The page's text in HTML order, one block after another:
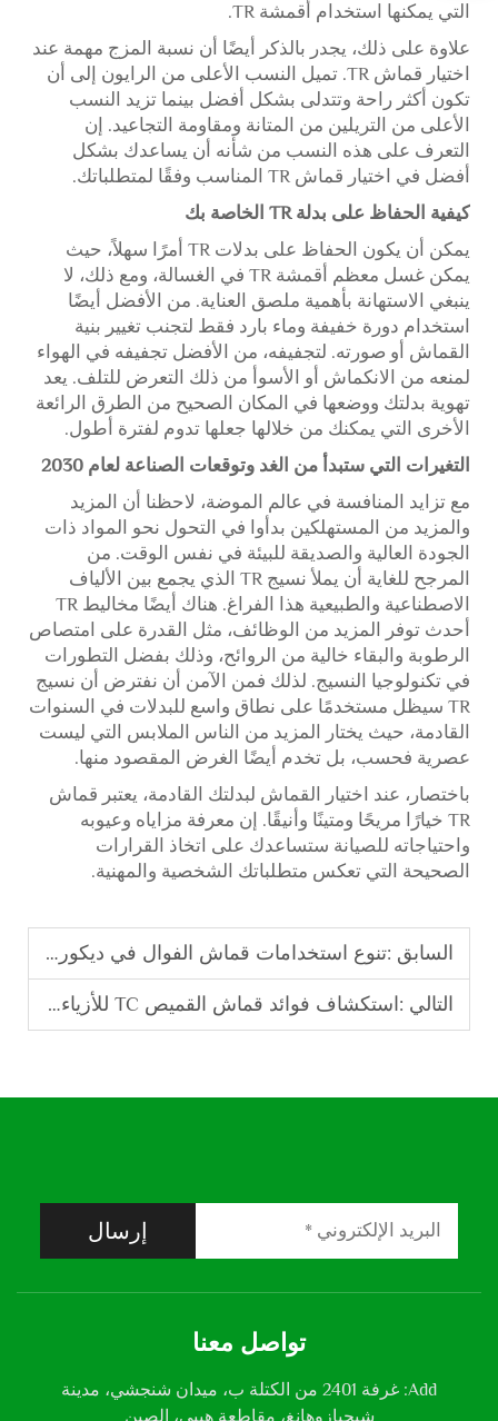
التي يمكنها استخدام أقمشة TR.
علاوة على ذلك، يجدر بالذكر أيضًا أن نسبة المزج مهمة عند
اختيار قماش TR. تميل النسب الأعلى من الرايون إلى أن
تكون أكثر راحة وتتدلى بشكل أفضل بينما تزيد النسب
الأعلى من التريلين من المتانة ومقاومة التجاعيد. إن
التعرف على هذه النسب من شأنه أن يساعدك بشكل
أفضل في اختيار قماش TR المناسب وفقًا لمتطلباتك.
كيفية الحفاظ على بدلة TR الخاصة بك
يمكن أن يكون الحفاظ على بدلات TR أمرًا سهلاً، حيث
يمكن غسل معظم أقمشة TR في الغسالة، ومع ذلك، لا
ينبغي الاستهانة بأهمية ملصق العناية. من الأفضل أيضًا
استخدام دورة خفيفة وماء بارد فقط لتجنب تغيير بنية
القماش أو صورته. لتجفيفه، من الأفضل تجفيفه في الهواء
لمنعه من الانكماش أو الأسوأ من ذلك التعرض للتلف. يعد
تهوية بدلتك ووضعها في المكان الصحيح من الطرق الرائعة
الأخرى التي يمكنك من خلالها جعلها تدوم لفترة أطول.
التغيرات التي ستبدأ من الغد وتوقعات الصناعة لعام 2030
مع تزايد المنافسة في عالم الموضة، لاحظنا أن المزيد
والمزيد من المستهلكين بدأوا في التحول نحو المواد ذات
الجودة العالية والصديقة للبيئة في نفس الوقت. من
المرجح للغاية أن يملأ نسيج TR الذي يجمع بين الألياف
الاصطناعية والطبيعية هذا الفراغ. هناك أيضًا مخاليط TR
أحدث توفر المزيد من الوظائف، مثل القدرة على امتصاص
الرطوبة والبقاء خالية من الروائح، وذلك بفضل التطورات
في تكنولوجيا النسيج. لذلك فمن الآمن أن نفترض أن نسيج
TR سيظل مستخدمًا على نطاق واسع للبدلات في السنوات
القادمة، حيث يختار المزيد من الناس الملابس التي ليست
عصرية فحسب، بل تخدم أيضًا الغرض المقصود منها.
باختصار، عند اختيار القماش لبدلتك القادمة، يعتبر قماش
TR خيارًا مريحًا ومتينًا وأنيقًا. إن معرفة مزاياه وعيوبه
واحتياجاته للصيانة ستساعدك على اتخاذ القرارات
الصحيحة التي تعكس متطلباتك الشخصية والمهنية.
السابق :تنوع استخدامات قماش الفوال في ديكور المنزل
التالي : استكشاف فوائد قماش القميص TC للأزياء الحديثة
إرسال
تواصل معنا
Add: غرفة 2401 من الكتلة ب، ميدان شنجشي، مدينة
شيجيازوهانغ، مقاطعة هيبي، الصين